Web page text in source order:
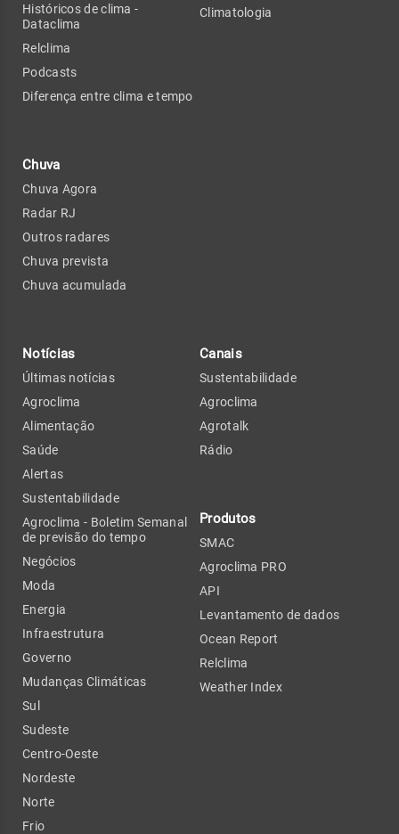
Históricos de clima -
Dataclima
Relclima
Podcasts
Diferença entre clima e tempo
Chuva
Chuva Agora
Radar RJ
Outros radares
Chuva prevista
Chuva acumulada
Climatologia
Notícias
Últimas notícias
Agroclima
Alimentação
Saúde
Alertas
Sustentabilidade
Agroclima - Boletim Semanal
de previsão do tempo
Negócios
Moda
Energia
Infraestrutura
Governo
Mudanças Climáticas
Sul
Sudeste
Centro-Oeste
Nordeste
Norte
Frio
Canais
Sustentabilidade
Agroclima
Agrotalk
Rádio
Produtos
SMAC
Agroclima PRO
API
Levantamento de dados
Ocean Report
Relclima
Weather Index